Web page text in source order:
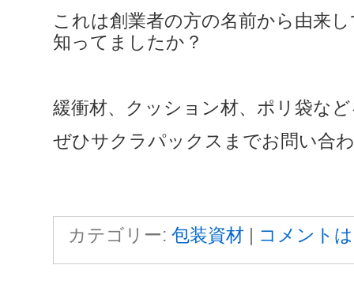
これは創業者の方の名前から由来
知ってましたか？
緩衝材、クッション材、ポリ袋な
ぜひサクラパックスまでお問い合
カテゴリー: 包装資材 | コメント